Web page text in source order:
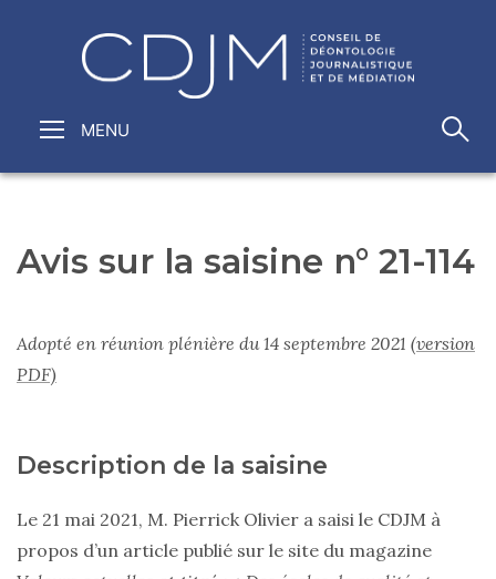
Avis sur la saisine n° 21-114
Adopté en réunion plénière du 14 septembre 2021 (version
PDF)
Description de la saisine
Le 21 mai 2021, M. Pierrick Olivier a saisi le CDJM à
propos d’un article publié sur le site du magazine